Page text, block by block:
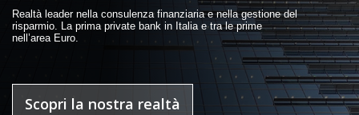
Realtà leader nella consulenza finanziaria e nella gestione del
risparmio. La prima private bank in Italia e tra le prime
nell’area Euro.
Scopri la nostra realtà